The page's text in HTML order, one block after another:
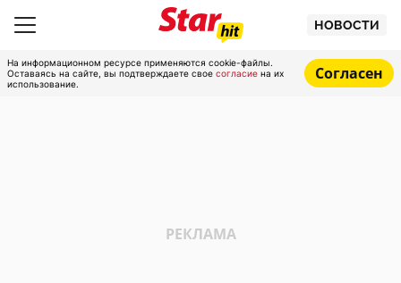
НОВОСТИ
На информационном ресурсе применяются cookie-файлы.
Оставаясь на сайте, вы подтверждаете свое согласие на их
использование.
Согласен